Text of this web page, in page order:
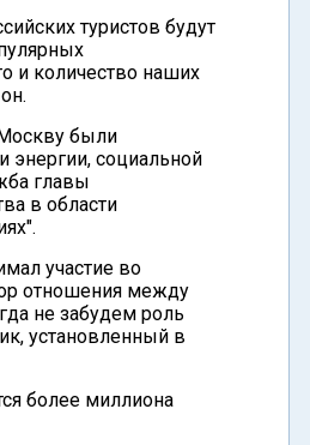
туристов будут
и количество наших
были
энергии, социальной
главы
в области
участие во
отношения между
не забудем роль
установленный в
более миллиона